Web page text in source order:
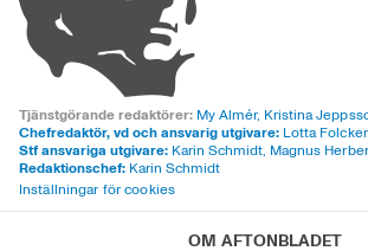
Tjänstgörande redaktörer: My Almér, Kristina
Chefredaktör, vd och ansvarig utgivare: Lotta Folcker
Stf ansvariga utgivare: Karin Schmidt, Magnus
Redaktionschef: Karin Schmidt
Inställningar för cookies
OM AFTONBLADET